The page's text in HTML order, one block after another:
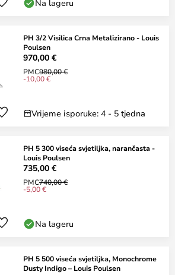
Na lageru
PH 3/2 Visilica Crna Metalizirano - Louis
Poulsen
970,00 €
PMC980,00 €
-10,00 €
Vrijeme isporuke: 4 - 5 tjedna
PH 5 300 viseća svjetiljka, narančasta -
Louis Poulsen
735,00 €
PMC740,00 €
-5,00 €
Na lageru
PH 5 500 viseća svjetiljka, Monochrome
Dusty Indigo – Louis Poulsen